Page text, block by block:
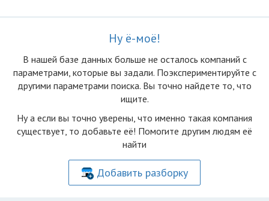
Ну ё-моё!
В нашей базе данных больше не осталоcь компаний с
параметрами, которые вы задали. Поэкспериментируйте с
другими параметрами поиска. Вы точно найдете то, что
ищите.
Ну а если вы точно уверены, что именно такая компания
существует, то добавьте её! Помогите другим людям её
найти
Добавить разборку